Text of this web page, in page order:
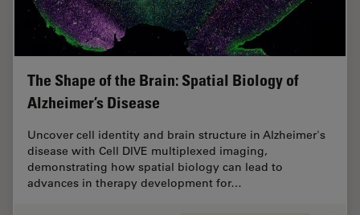
The Shape of the Brain: Spatial Biology of
Alzheimer’s Disease
Uncover cell identity and brain structure in Alzheimer's
disease with Cell DIVE multiplexed imaging,
demonstrating how spatial biology can lead to
advances in therapy development for…